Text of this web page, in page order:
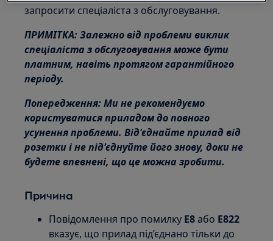
запросити спеціаліста з обслуговування.
ПРИМІТКА: Залежно від проблеми виклик
спеціаліста з обслуговування може бути
платним, навіть протягом гарантійного
періоду.
Попередження: Ми не рекомендуємо
користуватися приладом до повного
усунення проблеми. Від'єднайте прилад від
розетки і не під'єднуйте його знову, доки не
будете впевнені, що це можна зробити.
Причина
Повідомлення про помилку E8або E822
вказує, що прилад під’єднано тільки до